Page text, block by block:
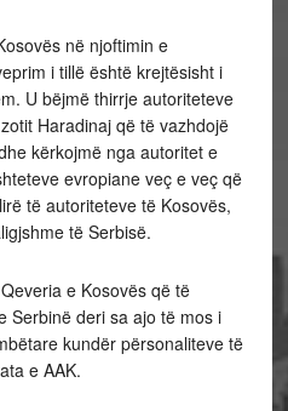
në njoftimin e
i tillë është krejtësisht i
U bëjmë thirrje autoriteteve
Haradinaj që të vazhdojë
kërkojmë nga autoritet e
evropiane veç e veç që
të autoriteteve të Kosovës,
të Serbisë.
e Kosovës që të
Serbinë deri sa ajo të mos i
kundër përsonaliteve të
e AAK.